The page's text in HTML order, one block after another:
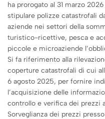
ha prorogato al 31 marzo
stipulare polizze catastrofali
aziende nei settori della
turistico-ricettive, pesca e
piccole e microaziende
Si fa riferimento alla
coperture catastrofali di cui
6 agosto 2025, per fornire
l’acquisizione delle
controllo e verifica dei prezzi
Sorveglianza dei prezzi